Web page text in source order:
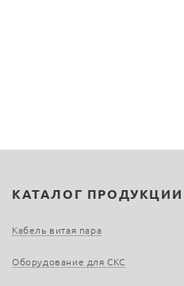
КАТАЛОГ ПРОДУКЦИИ
Кабель витая пара
Оборудование для СКС